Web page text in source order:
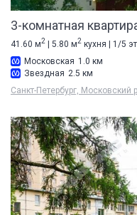
3-комнатная
41.60 м2 | 5.80 м2 кухня | 1/5
Московская 1.0 км
Звездная 2.5 км
Санкт-Петербург, Московский